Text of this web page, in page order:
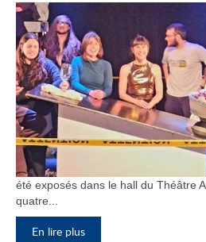
été exposés dans le hall du Théâtre
quatre...
En lire plus